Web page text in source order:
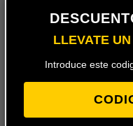
LLEVATE
Introduce este